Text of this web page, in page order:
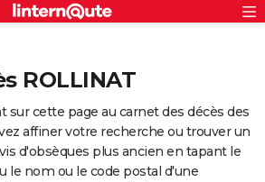
ROLLINAT
sur cette page au carnet des décès des
affiner votre recherche ou trouver un
d'obsèques plus ancien en tapant le
le nom ou le code postal d'une